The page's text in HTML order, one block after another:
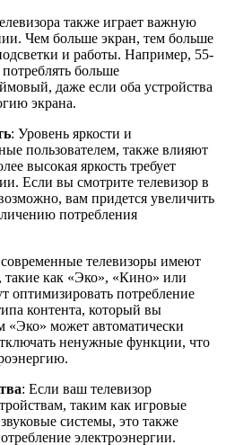
также играет важную
Чем больше экран, тем больше
и работы. Например, 55-
больше
даже если оба устройства
экрана.
: Уровень яркости и
пользователем, также влияют
высокая яркость требует
Если вы смотрите телевизор в
вам придется увеличить
потребления
телевизоры имеют
как «Эко», «Кино» или
потребление
контента, который вы
может автоматически
ненужные функции, что
: Если ваш телевизор
таким как игровые
системы, это также
электроэнергии.